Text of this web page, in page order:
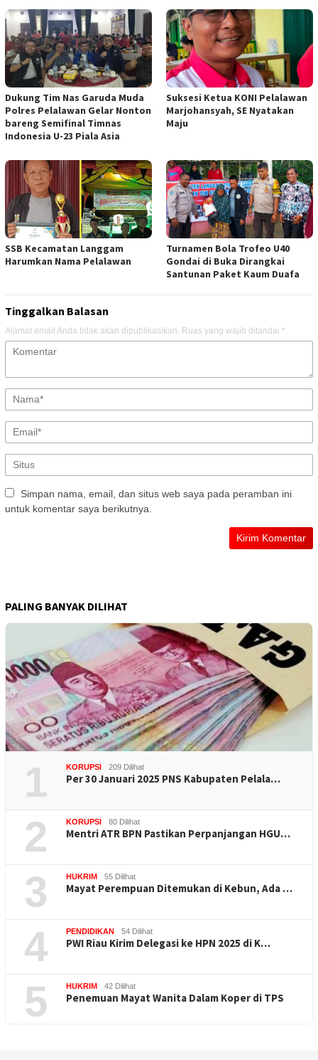
Dukung Tim Nas Garuda Muda
Polres Pelalawan Gelar Nonton
bareng Semifinal Timnas
Indonesia U-23 Piala Asia
Suksesi Ketua KONI Pelalawan
Marjohansyah, SE Nyatakan
Maju
SSB Kecamatan Langgam
Harumkan Nama Pelalawan
Turnamen Bola Trofeo U40
Gondai di Buka Dirangkai
Santunan Paket Kaum Duafa
Tinggalkan Balasan
Alamat email Anda tidak akan dipublikasikan. Ruas yang wajib ditandai *
Simpan nama, email, dan situs web saya pada peramban ini
untuk komentar saya berikutnya.
PALING BANYAK DILIHAT
1 KORUPSI 209 Dilihat
Per 30 Januari 2025 PNS Kabupaten Pelala…
2 KORUPSI 80 Dilihat
Mentri ATR BPN Pastikan Perpanjangan HGU…
3 HUKRIM 55 Dilihat
Mayat Perempuan Ditemukan di Kebun, Ada …
4 PENDIDIKAN 54 Dilihat
PWI Riau Kirim Delegasi ke HPN 2025 di K…
5 HUKRIM 42 Dilihat
Penemuan Mayat Wanita Dalam Koper di TPS